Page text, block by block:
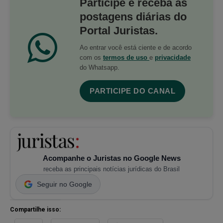
Participe e receba as
postagens diárias do
Portal Juristas.
Ao entrar você está ciente e de acordo
com os termos de uso e privacidade
do Whatsapp.
PARTICIPE DO CANAL
Acompanhe o Juristas no Google News
receba as principais notícias jurídicas do Brasil
Seguir no Google
Compartilhe isso: